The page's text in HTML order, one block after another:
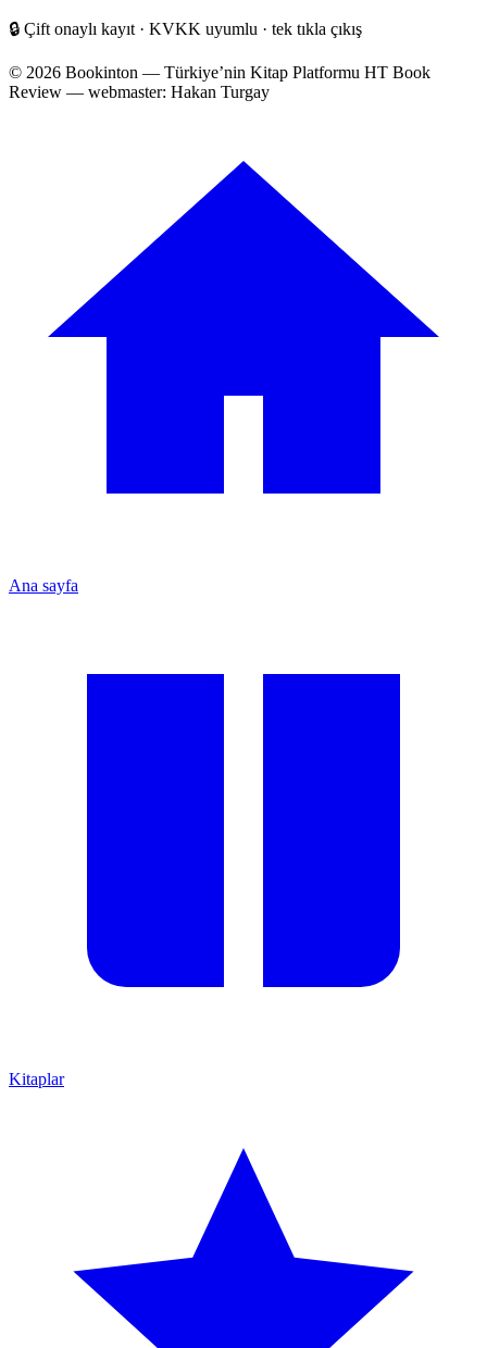
🔒 Çift onaylı kayıt · KVKK uyumlu · tek tıkla çıkış
© 2026 Bookinton — Türkiye’nin Kitap Platformu HT Book
Review — webmaster: Hakan Turgay
Ana sayfa
Kitaplar